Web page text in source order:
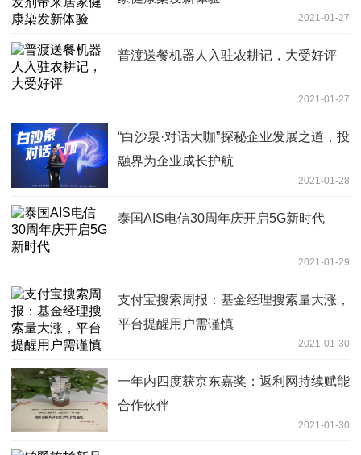
2021-01-27
普渡送餐机器人入驻农耕记，大受好评
2021-01-27
“白沙泉·对话大咖”探秘企业发展之道，投
融界为企业成长护航
2021-01-28
泰国AIS电信30周年庆开启5G新时代
2021-01-29
支付宝搜索周报：基金经理搜索量大涨，
平台提醒用户需谨慎
2021-01-30
一年内四度获京东嘉奖：返利网持续赋能
合作伙伴
2021-01-30